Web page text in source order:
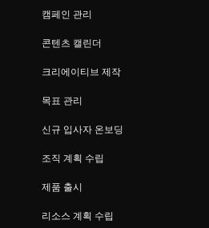
캠페인 관리
콘텐츠 캘린더
크리에이티브 제작
목표 관리
신규 입사자 온보딩
조직 계획 수립
제품 출시
리소스 계획 수립